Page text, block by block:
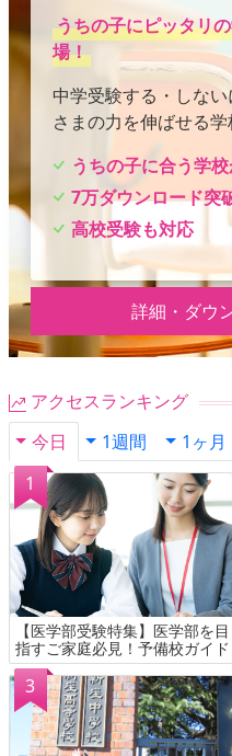
うちの子にピッタリ
場！
中学受験する・しな
さまの力を伸ばせる
うちの子に合う学
7万ダウンロード突
高校受験も対応
詳細・ダウ
アクセスランキング
今日
1週間 1ヶ月
【医学部受験特集】医学部を目
指すご家庭必見！予備校ガイド